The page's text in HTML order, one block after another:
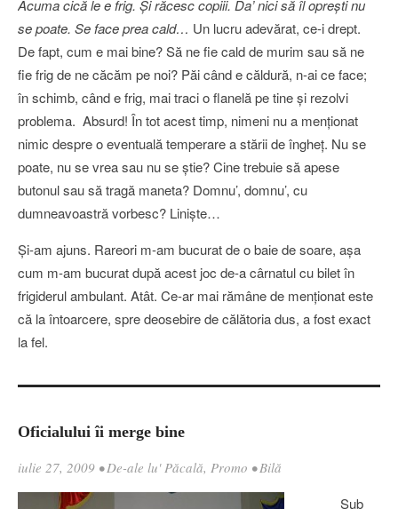
Acuma cică le e frig. Şi răcesc copiii. Da’ nici să îl opreşti nu
se poate. Se face prea cald… Un lucru adevărat, ce-i drept.
De fapt, cum e mai bine? Să ne fie cald de murim sau să ne
fie frig de ne căcăm pe noi? Păi când e căldură, n-ai ce face;
în schimb, când e frig, mai traci o flanelă pe tine şi rezolvi
problema. Absurd! În tot acest timp, nimeni nu a menţionat
nimic despre o eventuală temperare a stării de îngheţ. Nu se
poate, nu se vrea sau nu se ştie? Cine trebuie să apese
butonul sau să tragă maneta? Domnu’, domnu’, cu
dumneavoastră vorbesc? Linişte…
Şi-am ajuns. Rareori m-am bucurat de o baie de soare, aşa
cum m-am bucurat după acest joc de-a cârnatul cu bilet în
frigiderul ambulant. Atât. Ce-ar mai rămâne de menţionat este
că la întoarcere, spre deosebire de călătoria dus, a fost exact
la fel.
Oficialului îi merge bine
iulie 27, 2009 •De-ale lu' Păcală, Promo •Bilă
Sub